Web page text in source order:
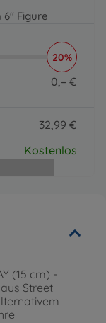
(15 cm) -
Street
6" Figure
32.99 EUR
32
32,99
20%
0,– €
32,99 €
Kostenlos